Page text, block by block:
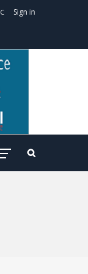
C Sign in